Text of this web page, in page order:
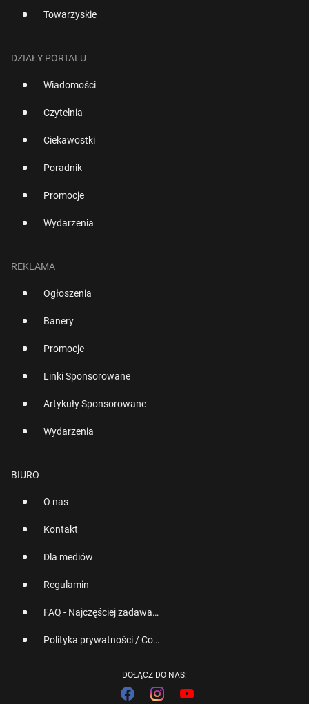
Towarzyskie
DZIAŁY PORTALU
Wiadomości
Czytelnia
Ciekawostki
Poradnik
Promocje
Wydarzenia
REKLAMA
Ogłoszenia
Banery
Promocje
Linki Sponsorowane
Artykuły Sponsorowane
Wydarzenia
BIURO
O nas
Kontakt
Dla mediów
Regulamin
FAQ - Najczęściej zadawane pytania
Polityka prywatności / Cookies
DOŁĄCZ DO NAS: